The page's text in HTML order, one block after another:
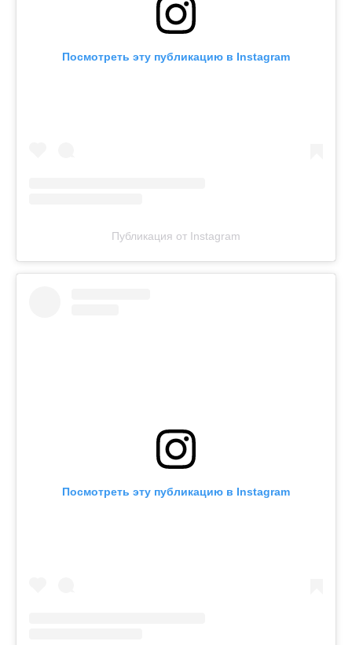
Посмотреть эту публикацию в Instagram
Публикация от Instagram
Посмотреть эту публикацию в Instagram